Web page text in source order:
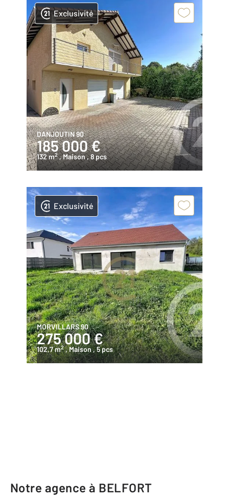
Exclusivité
DANJOUTIN 90
185 000 €
132 m2 , Maison, 8 pcs
Exclusivité
MORVILLARS 90
275 000 €
102,7 m2 , Maison, 5 pcs
Notre agence à BELFORT